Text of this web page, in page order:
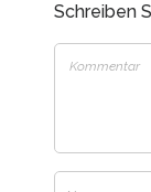
Schreiben